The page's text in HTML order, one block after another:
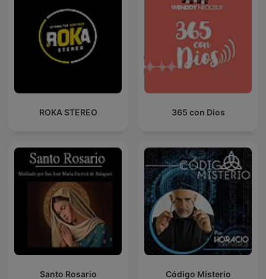
ROKA STEREO 365 con Dios
Santo Rosario Código Misterio